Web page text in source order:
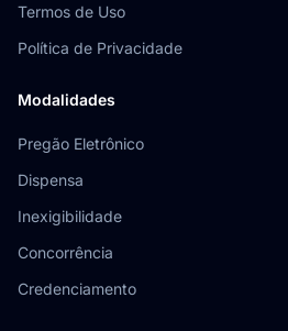
Termos de Uso
Política de Privacidade
Modalidades
Pregão Eletrônico
Dispensa
Inexigibilidade
Concorrência
Credenciamento